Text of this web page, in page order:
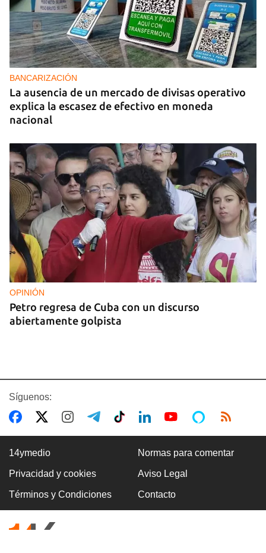
BANCARIZACIÓN
La ausencia de un mercado de divisas operativo
explica la escasez de efectivo en moneda
nacional
OPINIÓN
Petro regresa de Cuba con un discurso
abiertamente golpista
14YMEDIO
Edición impresa del 7 de agosto de 2026
Síguenos:
14ymedio Normas para comentar
Privacidad y cookies Aviso Legal
Términos y Condiciones Contacto